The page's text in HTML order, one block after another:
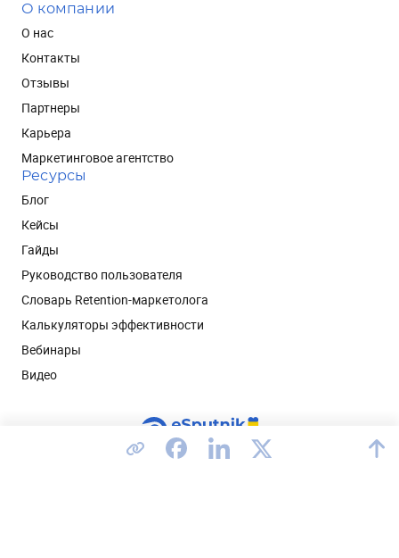
О компании
О нас
Контакты
Отзывы
Партнеры
Карьера
Маркетинговое агентство
Ресурсы
Блог
Кейсы
Гайды
Руководство пользователя
Словарь Retention-маркетолога
Калькуляторы эффективности
Вебинары
Видео